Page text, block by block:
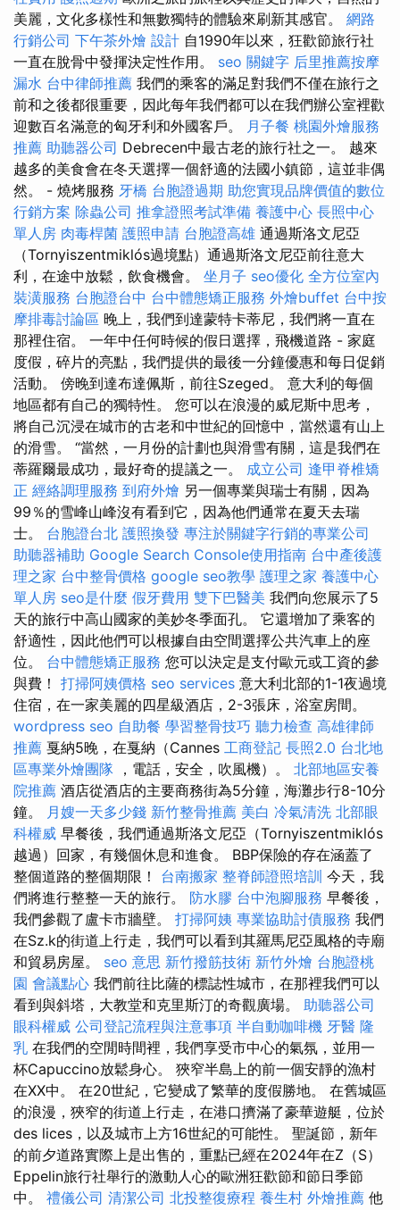
美麗，文化多樣性和無數獨特的體驗來刷新其感官。 網路
行銷公司 下午茶外燴 設計 自1990年以來，狂歡節旅行社
一直在脫骨中發揮決定性作用。 seo 關鍵字 后里推薦按摩
漏水 台中律師推薦 我們的乘客的滿足對我們不僅在旅行之
前和之後都很重要，因此每年我們都可以在我們辦公室裡歡
迎數百名滿意的匈牙利和外國客戶。 月子餐 桃園外燴服務
推薦 助聽器公司 Debrecen中最古老的旅行社之一。 越來
越多的美食會在冬天選擇一個舒適的法國小鎮節，這並非偶
然。 - 燒烤服務 牙橋 台胞證過期 助您實現品牌價值的數位
行銷方案 除蟲公司 推拿證照考試準備 養護中心 長照中心
單人房 肉毒桿菌 護照申請 台胞證高雄 通過斯洛文尼亞
（Tornyiszentmiklós過境點）通過斯洛文尼亞前往意大
利，在途中放鬆，飲食機會。 坐月子 seo優化 全方位室內
裝潢服務 台胞證台中 台中體態矯正服務 外燴buffet 台中按
摩排毒討論區 晚上，我們到達蒙特卡蒂尼，我們將一直在
那裡住宿。 一年中任何時候的假日選擇，飛機道路 - 家庭
度假，碎片的亮點，我們提供的最後一分鐘優惠和每日促銷
活動。 傍晚到達布達佩斯，前往Szeged。 意大利的每個
地區都有自己的獨特性。 您可以在浪漫的威尼斯中思考，
將自己沉浸在城市的古老和中世紀的回憶中，當然還有山上
的滑雪。 “當然，一月份的計劃也與滑雪有關，這是我們在
蒂羅爾最成功，最好奇的提議之一。 成立公司 逢甲脊椎矯
正 經絡調理服務 到府外燴 另一個專業與瑞士有關，因為
99％的雪峰山峰沒有看到它，因為他們通常在夏天去瑞
士。 台胞證台北 護照換發 專注於關鍵字行銷的專業公司
助聽器補助 Google Search Console使用指南 台中產後護
理之家 台中整骨價格 google seo教學 護理之家 養護中心
單人房 seo是什麼 假牙費用 雙下巴醫美 我們向您展示了5
天的旅行中高山國家的美妙冬季面孔。 它還增加了乘客的
舒適性，因此他們可以根據自由空間選擇公共汽車上的座
位。 台中體態矯正服務 您可以決定是支付歐元或工資的參
與費！ 打掃阿姨價格 seo services 意大利北部的1-1夜過境
住宿，在一家美麗的四星級酒店，2-3張床，浴室房間。
wordpress seo 自助餐 學習整骨技巧 聽力檢查 高雄律師
推薦 戛納5晚，在戛納（Cannes 工商登記 長照2.0 台北地
區專業外燴團隊 ，電話，安全，吹風機）。 北部地區安養
院推薦 酒店從酒店的主要商務街為5分鐘，海灘步行8-10分
鐘。 月嫂一天多少錢 新竹整骨推薦 美白 冷氣清洗 北部眼
科權威 早餐後，我們通過斯洛文尼亞（Tornyiszentmiklós
越過）回家，有幾個休息和進食。 BBP保險的存在涵蓋了
整個道路的整個期限！ 台南搬家 整脊師證照培訓 今天，我
們將進行整整一天的旅行。 防水膠 台中泡腳服務 早餐後，
我們參觀了盧卡市牆壁。 打掃阿姨 專業協助討債服務 我們
在Sz.k的街道上行走，我們可以看到其羅馬尼亞風格的寺廟
和貿易房屋。 seo 意思 新竹撥筋技術 新竹外燴 台胞證桃
園 會議點心 我們前往比薩的標誌性城市，在那裡我們可以
看到與斜塔，大教堂和克里斯汀的奇觀廣場。 助聽器公司
眼科權威 公司登記流程與注意事項 半自動咖啡機 牙醫 隆
乳 在我們的空閒時間裡，我們享受市中心的氣氛，並用一
杯Capuccino放鬆身心。 狹窄半島上的前一個安靜的漁村
在XX中。 在20世紀，它變成了繁華的度假勝地。 在舊城區
的浪漫，狹窄的街道上行走，在港口擠滿了豪華遊艇，位於
des lices，以及城市上方16世紀的可能性。 聖誕節，新年
的前夕道路實際上是出售的，重點已經在2024年在Z（S）
Eppelin旅行社舉行的激動人心的歐洲狂歡節和節日季節
中。 禮儀公司 清潔公司 北投整復療程 養生村 外燴推薦 他